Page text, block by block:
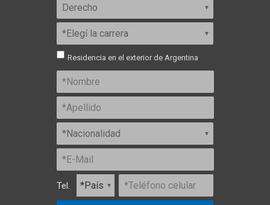
Residencia en el exterior de Argentina
Tel.